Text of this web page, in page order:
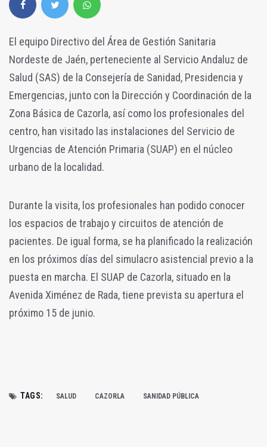
El equipo Directivo del Área de Gestión Sanitaria
Nordeste de Jaén, perteneciente al Servicio Andaluz de
Salud (SAS) de la Consejería de Sanidad, Presidencia y
Emergencias, junto con la Dirección y Coordinación de la
Zona Básica de Cazorla, así como los profesionales del
centro, han visitado las instalaciones del Servicio de
Urgencias de Atención Primaria (SUAP) en el núcleo
urbano de la localidad.
Durante la visita, los profesionales han podido conocer
los espacios de trabajo y circuitos de atención de
pacientes. De igual forma, se ha planificado la realización
en los próximos días del simulacro asistencial previo a la
puesta en marcha. El SUAP de Cazorla, situado en la
Avenida Ximénez de Rada, tiene prevista su apertura el
próximo 15 de junio.
TAGS: SALUD CAZORLA SANIDAD PÚBLICA